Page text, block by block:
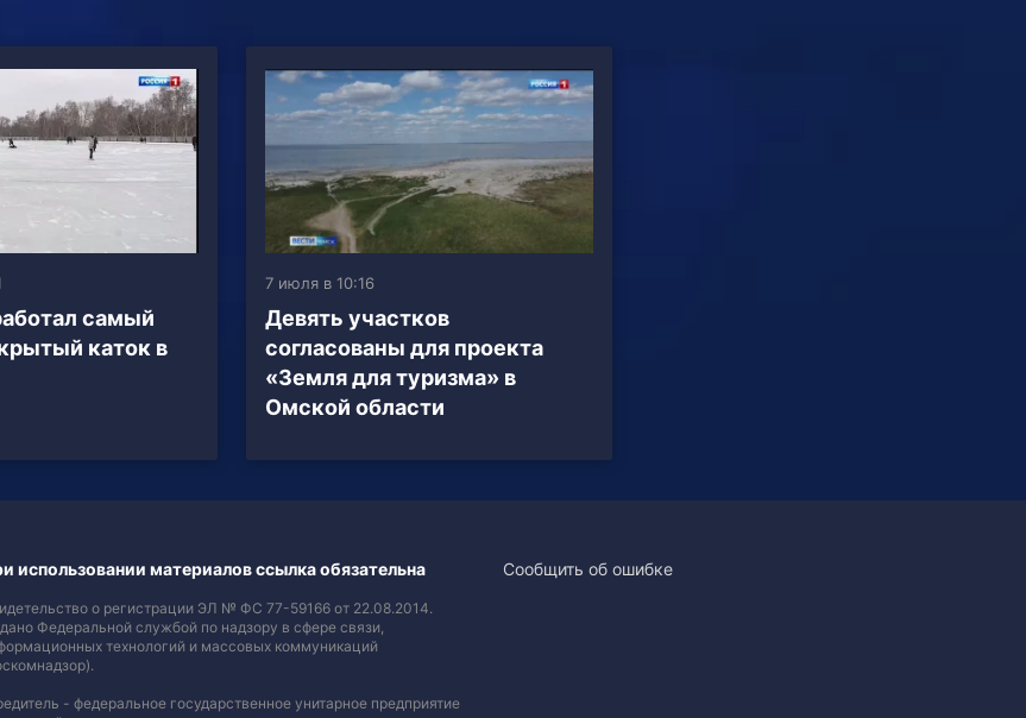
самый
каток в
7 июля в 10:16
Девять участков
согласованы для проекта
«Земля для туризма» в
Омской области
использовании материалов ссылка обязательна
о регистрации ЭЛ № ФС 77-59166 от 22.08.2014.
Федеральной службой по надзору в сфере связи,
технологий и массовых коммуникаций
- федеральное государственное унитарное предприятие
Сообщить об ошибке